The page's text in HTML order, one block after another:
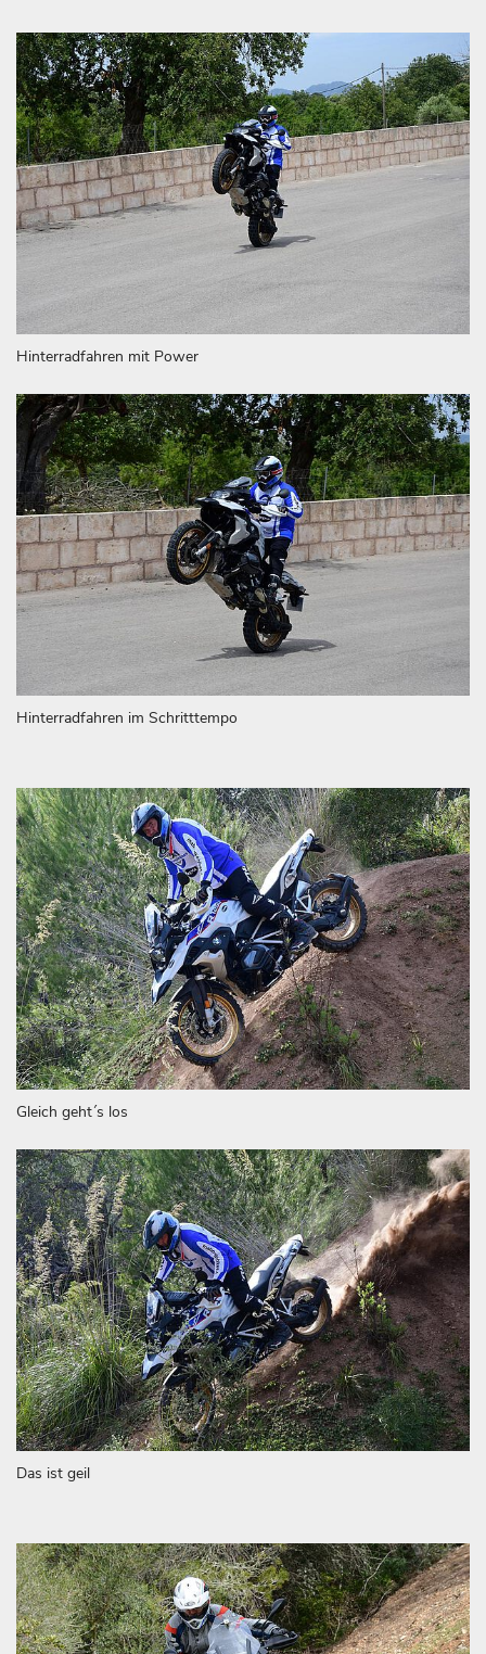
Hinterradfahren mit Power
Hinterradfahren im Schritttempo
Gleich geht´s los
Das ist geil